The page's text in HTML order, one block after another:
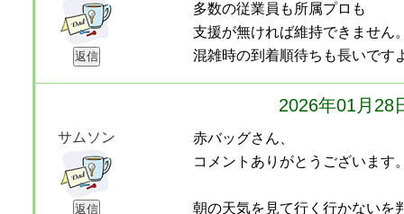
多数の従業員も所属プロも
支援が無ければ維持できません
混雑時の到着順待ちも長いです
2026年01月28
サムソン
赤バッグさん、
コメントありがとうございます
朝の天気を見て行く行かないを